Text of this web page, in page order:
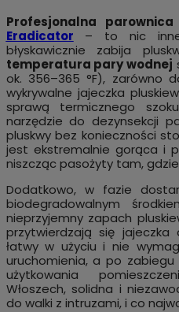
Profesjonalna
Eradicator – to nic
błyskawicznie zabija
temperatura pary wodnej
ok. 356–365 °F), zarówno
wykrywalne jajeczka
sprawą termicznego
narzędzie do dezynsekcji
pluskwy bez konieczności
jest ekstremalnie gorąca i
niszcząc pasożyty tam,
Dodatkowo, w fazie
biodegradowalnym
nieprzyjemny zapach
przytwierdzają się
łatwy w użyciu i nie
uruchomienia, a po
użytkowania
Włoszech, solidna i
do walki z intruzami, i co